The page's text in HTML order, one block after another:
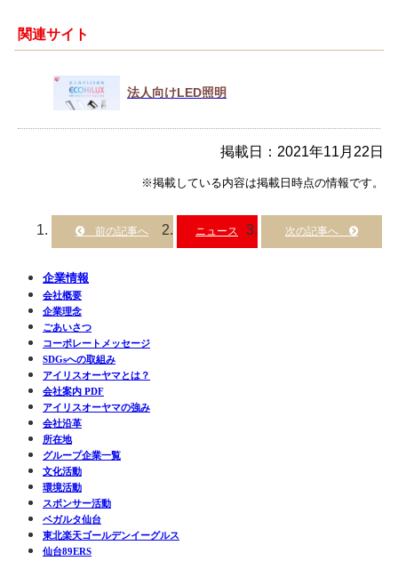
関連サイト
法人向けLED照明
掲載日：2021年11月22日
※掲載している内容は掲載日時点の情報です。
ニュース
企業情報
会社概要
企業理念
ごあいさつ
コーポレートメッセージ
SDGsへの取組み
アイリスオーヤマとは？
会社案内 PDF
アイリスオーヤマの強み
会社沿革
所在地
グループ企業一覧
文化活動
環境活動
スポンサー活動
ベガルタ仙台
東北楽天ゴールデンイーグルス
仙台89ERS